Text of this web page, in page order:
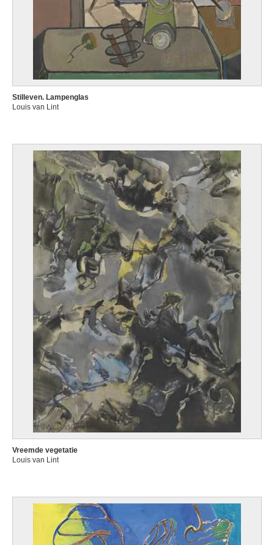
Stilleven. Lampenglas
Louis van Lint
Vreemde vegetatie
Louis van Lint